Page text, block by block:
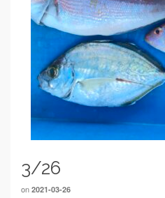
3/26
on 2021-03-26